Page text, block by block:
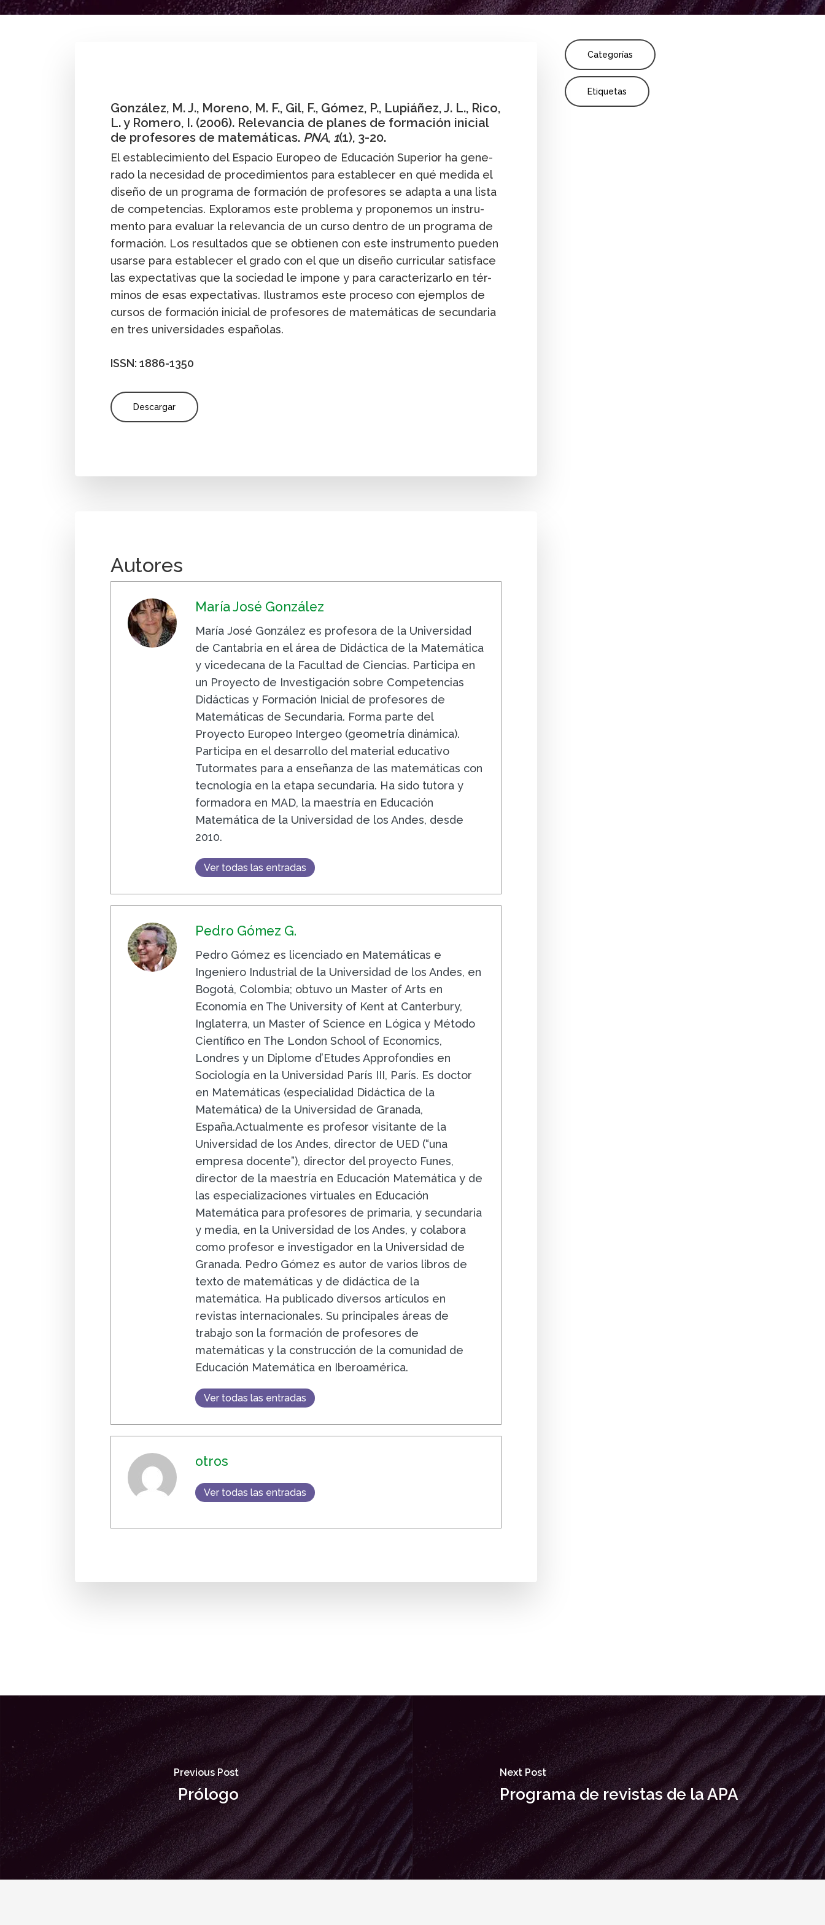
Formación de profesores Formación profesional
González, M. J., Moreno, M. F., Gil, F., Gómez, P., Lupiáñez, J. L., Rico,
L. y Romero, I. (2006). Relevancia de planes de formación inicial
de profesores de matemáticas. PNA, 1(1), 3-20.
El establecimiento del Espacio Europeo de Educación Superior ha gene-
rado la necesidad de procedimientos para establecer en qué medida el
diseño de un programa de formación de profesores se adapta a una lista
de competencias. Exploramos este problema y proponemos un instru-
mento para evaluar la relevancia de un curso dentro de un programa de
formación. Los resultados que se obtienen con este instrumento pueden
usarse para establecer el grado con el que un diseño curricular satisface
las expectativas que la sociedad le impone y para caracterizarlo en tér-
minos de esas expectativas. Ilustramos este proceso con ejemplos de
cursos de formación inicial de profesores de matemáticas de secundaria
en tres universidades españolas.
ISSN: 1886-1350
Descargar
Autores
María José González
María José González es profesora de la Universidad
de Cantabria en el área de Didáctica de la Matemática
y vicedecana de la Facultad de Ciencias. Participa en
un Proyecto de Investigación sobre Competencias
Didácticas y Formación Inicial de profesores de
Matemáticas de Secundaria. Forma parte del
Proyecto Europeo Intergeo (geometría dinámica).
Participa en el desarrollo del material educativo
Tutormates para a enseñanza de las matemáticas con
tecnología en la etapa secundaria. Ha sido tutora y
formadora en MAD, la maestría en Educación
Matemática de la Universidad de los Andes, desde
2010.
Ver todas las entradas
Pedro Gómez G.
Pedro Gómez es licenciado en Matemáticas e
Ingeniero Industrial de la Universidad de los Andes, en
Bogotá, Colombia; obtuvo un Master of Arts en
Economía en The University of Kent at Canterbury,
Inglaterra, un Master of Science en Lógica y Método
Científico en The London School of Economics,
Londres y un Diplome d’Etudes Approfondies en
Sociología en la Universidad París III, París. Es doctor
en Matemáticas (especialidad Didáctica de la
Matemática) de la Universidad de Granada,
España.Actualmente es profesor visitante de la
Universidad de los Andes, director de UED (“una
empresa docente”), director del proyecto Funes,
director de la maestría en Educación Matemática y de
las especializaciones virtuales en Educación
Matemática para profesores de primaria, y secundaria
y media, en la Universidad de los Andes, y colabora
como profesor e investigador en la Universidad de
Granada. Pedro Gómez es autor de varios libros de
texto de matemáticas y de didáctica de la
matemática. Ha publicado diversos artículos en
revistas internacionales. Su principales áreas de
trabajo son la formación de profesores de
matemáticas y la construcción de la comunidad de
Educación Matemática en Iberoamérica.
Ver todas las entradas
otros
Ver todas las entradas
Categorías
Etiquetas
Previous Post
Prólogo
Next Post
Programa de revistas de la APA